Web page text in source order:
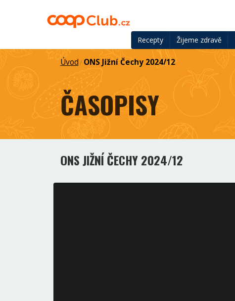
Recepty Žijeme zdravě
Úvod/ ONS Jižní Čechy 2024/12
ČASOPISY
ONS JIŽNÍ ČECHY 2024/12